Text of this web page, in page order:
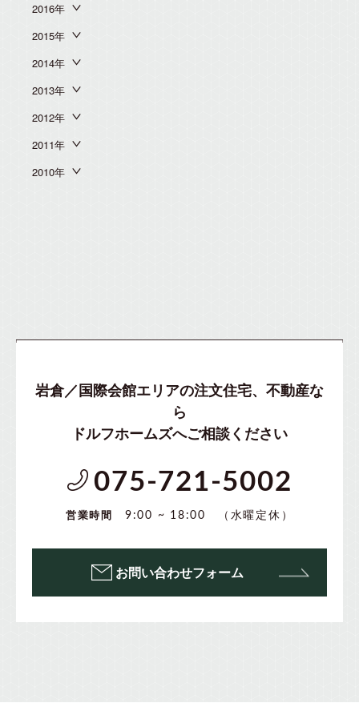
2016年
2015年
2014年
2013年
2012年
2011年
2010年
岩倉／国際会館エリアの注文住宅、不動産な
ら
ドルフホームズへご相談ください
075-721-5002
営業時間 9:00 ~ 18:00 （水曜定休）
お問い合わせフォーム